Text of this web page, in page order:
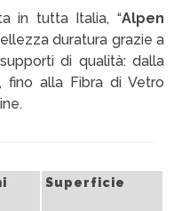
in tutta Italia, “Alpen
duratura grazie a
di qualità: dalla
fino alla Fibra di Vetro
Superficie